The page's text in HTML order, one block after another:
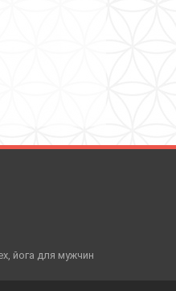
йога для мужчин